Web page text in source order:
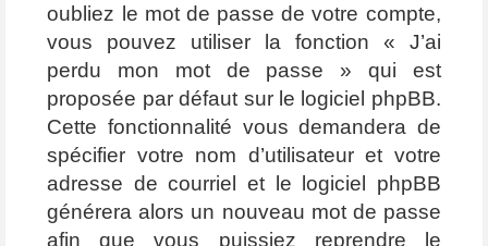
oubliez le mot de passe de votre compte,
vous pouvez utiliser la fonction « J’ai
perdu mon mot de passe » qui est
proposée par défaut sur le logiciel phpBB.
Cette fonctionnalité vous demandera de
spécifier votre nom d’utilisateur et votre
adresse de courriel et le logiciel phpBB
générera alors un nouveau mot de passe
afin que vous puissiez reprendre le